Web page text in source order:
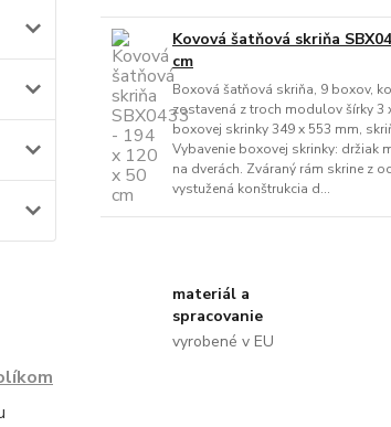
Kovová šatňová skriňa
cm
Boxová šatňová skriňa, 9 boxov,
zostavená z troch modulov šírky 3
boxovej skrinky 349 x 553 mm,
Vybavenie boxovej skrinky: držiak
na dverách. Zváraný rám skrine z
vystužená konštrukcia d...
materiál a
spracovanie
vyrobené v EU